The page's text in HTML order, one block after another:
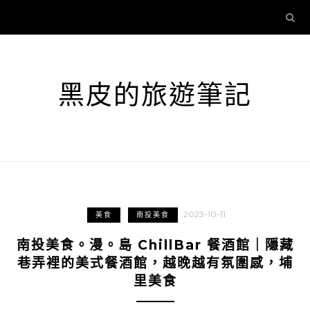
黑皮的旅遊筆記
美食 南投美食 2023-10-11
南投美食。漫。島 ChillBar 餐酒館｜隱藏
巷弄裡的美式餐酒館，越晚越有氛圍感，埔
里美食